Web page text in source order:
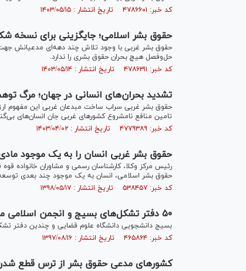
کد خبر: ۴۷۸۶۶۰۱ تاریخ انتشار : ۱۴۰۳/۰۵/۱۵
حقوق بشر اسلامی؛ جایگزینی برای نسخه
حقوق بشر غربی با وجود تلاش چند دهه‌ای مدعیانش
حل‌وفصل هیچ بحران حقوق بشری را ندارد.
کد خبر: ۴۷۸۶۳۱۱ تاریخ انتشار : ۱۴۰۳/۰۵/۱۴
تشدید بحران‌های انسانی در جهان؛ مرگ
حقوق بشر غربی سراب ساخت مبدعان غربی این مفهوم
تامین منافع نامشروع کشور‌های غربی جان انسان‌های
کد خبر: ۴۷۷۹۳۸۹ تاریخ انتشار : ۱۴۰۳/۰۴/۰۲
حقوق بشر غربی انسان را به یک موجود
رئیس مرکز وکلا، کارشناسان رسمی و مشاوران خانواده
حقوق بشر اسلامی، انسان به یک موجود چند بعدی توسعه
کد خبر: ۵۳۸۴۵۷ تاریخ انتشار : ۱۳۹۸/۰۵/۱۷
۵۰ دفتر تشکل‌های بسیج و انجمن اسلامی مستقل کشتار شیعیان نیجریه را محکوم کردند
بسیج دانشجویی دانشگاه علوم قضایی و چندین دفتر
کد خبر: ۴۶۵۸۶۴ تاریخ انتشار : ۱۳۹۷/۰۸/۱۶
کشورهای مدعی حقوق بشر از ترس قطع